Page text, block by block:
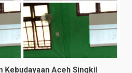
Kebudayaan Aceh Singkil